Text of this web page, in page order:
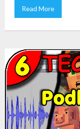
Read More